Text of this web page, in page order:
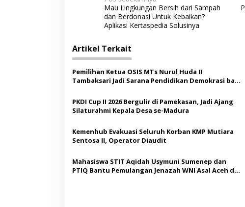
a
v
i
g
a
s
i
p
o
s
Mau Lingkungan Bersih dari Sampah
dan Berdonasi Untuk Kebaikan?
Aplikasi Kertaspedia Solusinya
Artikel Terkait
Pemilihan Ketua OSIS MTs Nurul Huda II
Tambaksari Jadi Sarana Pendidikan Demokrasi bagi
PKDI Cup II 2026 Bergulir di Pamekasan, Jadi Ajang
Silaturahmi Kepala Desa se-Madura
Kemenhub Evakuasi Seluruh Korban KMP Mutiara
Sentosa II, Operator Diaudit
Mahasiswa STIT Aqidah Usymuni Sumenep dan
PTIQ Bantu Pemulangan Jenazah WNI Asal Aceh di